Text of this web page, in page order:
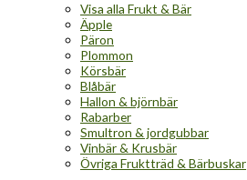
Visa alla Frukt & Bär
Äpple
Päron
Plommon
Körsbär
Blåbär
Hallon & björnbär
Rabarber
Smultron & jordgubbar
Vinbär & Krusbär
Övriga Fruktträd & Bärbuskar